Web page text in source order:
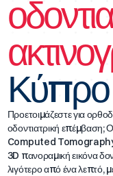
Σαρώσεις DEXA
Μαστογραφία
Απλές και
Κύπρο
Προετοιμάζεστε για
οδοντιατρική
Computed
3D πανοραμική εικόνα
λιγότερο από ένα λεπτό,